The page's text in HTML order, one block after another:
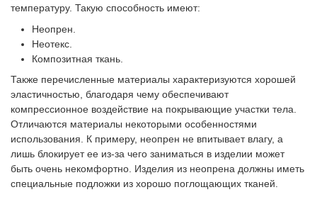
температуру. Такую способность имеют:
Неопрен.
Неотекс.
Композитная ткань.
Также перечисленные материалы характеризуются хорошей
эластичностью, благодаря чему обеспечивают
компрессионное воздействие на покрывающие участки тела.
Отличаются материалы некоторыми особенностями
использования. К примеру, неопрен не впитывает влагу, а
лишь блокирует ее из-за чего заниматься в изделии может
быть очень некомфортно. Изделия из неопрена должны иметь
специальные подложки из хорошо поглощающих тканей.